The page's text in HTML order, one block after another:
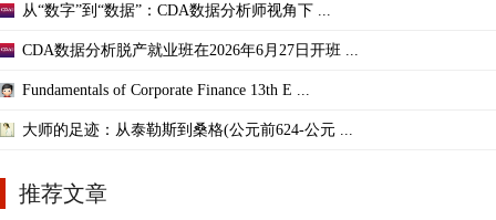
从“数字”到“数据”：CDA数据分析师视角下 ...
CDA数据分析脱产就业班在2026年6月27日开班 ...
Fundamentals of Corporate Finance 13th E ...
大师的足迹：从泰勒斯到桑格(公元前624-公元 ...
推荐文章